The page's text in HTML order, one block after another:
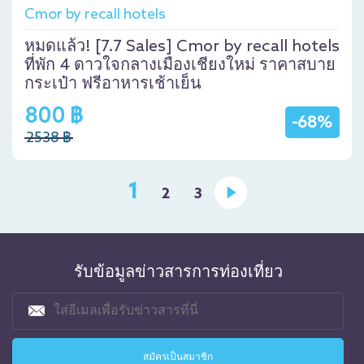
Cmor by recall hotels
หมดแล้ว! [7.7 Sales] Cmor by recall hotels
ที่พัก 4 ดาวใจกลางเมืองเชียงใหม่ ราคาสบาย
กระเป๋า ฟรีอาหารเช้าเย็น
-68%
800 ฿
2538 ฿
1 2 3
รับข้อมูลข่าวสารการท่องเที่ยว